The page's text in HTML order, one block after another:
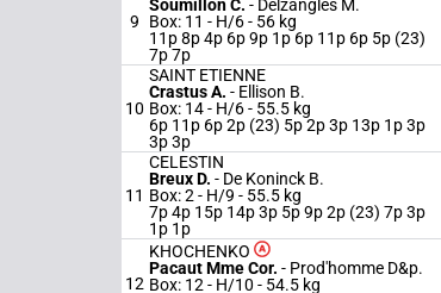
9
Soumillon C. - Delzangles M.
Box: 11 - H/6 - 56 kg
11p 8p 4p 6p 9p 1p 6p 11p 6p 5p (23)
7p 7p
10
SAINT ETIENNE
Crastus A. - Ellison B.
Box: 14 - H/6 - 55.5 kg
6p 11p 6p 2p (23) 5p 2p 3p 13p 1p 3p
3p 3p
11
CELESTIN
Breux D. - De Koninck B.
Box: 2 - H/9 - 55.5 kg
7p 4p 15p 14p 3p 5p 9p 2p (23) 7p 3p
1p 1p
12
KHOCHENKO
Pacaut Mme Cor. - Prod'homme D&p.
Box: 12 - H/10 - 54.5 kg